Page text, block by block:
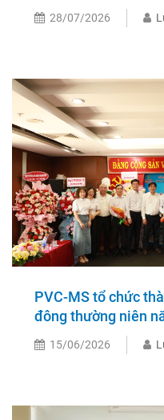
28/07/2026
PVC-MS tổ chức
đông thường niên
15/06/2026